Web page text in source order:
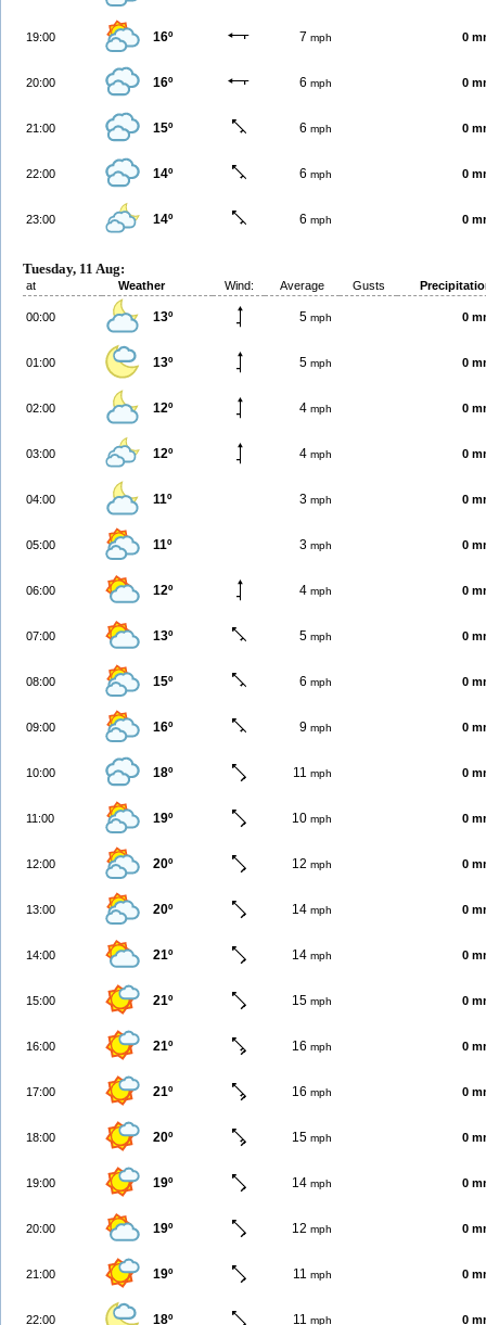
19:00 16º 7 mph 0
20:00 16º 6 mph 0
21:00 15º 6 mph 0
22:00 14º 6 mph 0
23:00 14º 6 mph 0
Tuesday, 11 Aug:
at Weather Wind: Average Gusts
00:00 13º 5 mph 0
01:00 13º 5 mph 0
02:00 12º 4 mph 0
03:00 12º 4 mph 0
04:00 11º 3 mph 0
05:00 11º 3 mph 0
06:00 12º 4 mph 0
07:00 13º 5 mph 0
08:00 15º 6 mph 0
09:00 16º 9 mph 0
10:00 18º 11 mph 0
11:00 19º 10 mph 0
12:00 20º 12 mph 0
13:00 20º 14 mph 0
14:00 21º 14 mph 0
15:00 21º 15 mph 0
16:00 21º 16 mph 0
17:00 21º 16 mph 0
18:00 20º 15 mph 0
19:00 19º 14 mph 0
20:00 19º 12 mph 0
21:00 19º 11 mph 0
22:00 18º 11 mph 0